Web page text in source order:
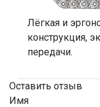
Лёгкая и
конструкция,
передачи.
Оставить отзыв
Имя